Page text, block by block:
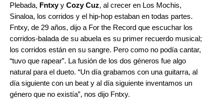
Plebada, Fntxyy Cozy Cuz, al crecer en Los Mochis,
Sinaloa, los corridos y el hip-hop estaban en todas partes.
Fntxy, de 29 años, dijo a For the Record que escuchar los
corridos-balada de su abuela es su primer recuerdo musical;
los corridos están en su sangre. Pero como no podía cantar,
“tuvo que rapear”. La fusión de los dos géneros fue algo
natural para el dueto. “Un día grabamos con una guitarra, al
día siguiente con un beat y al día siguiente inventamos un
género que no existía”, nos dijo Fntxy.